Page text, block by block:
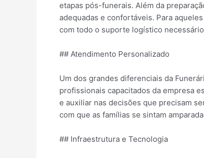
etapas pós-funerais. Além da
adequadas e confortáveis. Para
com todo o suporte logístico
## Atendimento Personalizado
Um dos grandes diferenciais da
profissionais capacitados da empresa
e auxiliar nas decisões que precisam
com que as famílias se sintam
## Infraestrutura e Tecnologia